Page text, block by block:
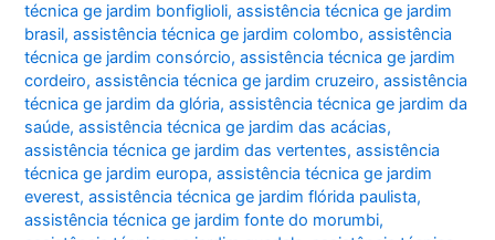
técnica ge jardim bonfiglioli,assistência técnica ge jardim
brasil,assistência técnica ge jardim colombo,assistência
técnica ge jardim consórcio,assistência técnica ge jardim
cordeiro,assistência técnica ge jardim cruzeiro,assistência
técnica ge jardim da glória,assistência técnica ge jardim da
saúde,assistência técnica ge jardim das acácias,
assistência técnica ge jardim das vertentes,assistência
técnica ge jardim europa,assistência técnica ge jardim
everest,assistência técnica ge jardim flórida paulista,
assistência técnica ge jardim fonte do morumbi,